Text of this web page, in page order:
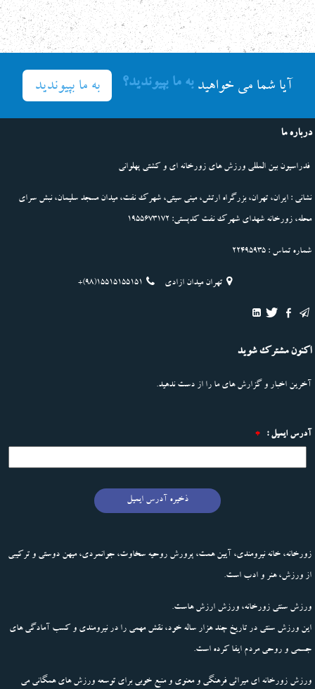
آیا شما می خواهیدبه ما بپیوندید؟ به ما بپیوندید
درباره ما
فدراسیون بین المللی ورزش های زورخانه ای و کشتی پهلوانی
نشانی : ایران، تهران، بزرگراه ارتش، مینی سیتی، شهرک نفت، میدان مسجد سلیمان، نبش سرای
محله، زورخانه شهدای شهرک نفت کدپستی: 1955673172
شماره تماس : 22495935
تهران میدان ازادی +(98)15515155151
اکنون مشترک شوید
آخرین اخبار و گزارش های ما را از دست ندهید.
آدرس ایمیل : *
ذخیره آدرس ایمیل
زورخانه، خانه نیرومندی، آیین همت، پرورش روحیه سخاوت، جوانمردی، میهن دوستی و ترکیبی
از ورزش، هنر و ادب است.
ورزش سنتی زورخانه، ورزش ارزش هاست.
این ورزش سنتی در تاریخ چند هزار ساله خود، نقش مهمی را در نیرومندی و کسب آمادگی های
جسمی و روحی مردم ایفا کرده است.
ورزش زورخانه ای میراثی فرهنگی و معنوی و منبع خوبی برای توسعه ورزش های همگانی می